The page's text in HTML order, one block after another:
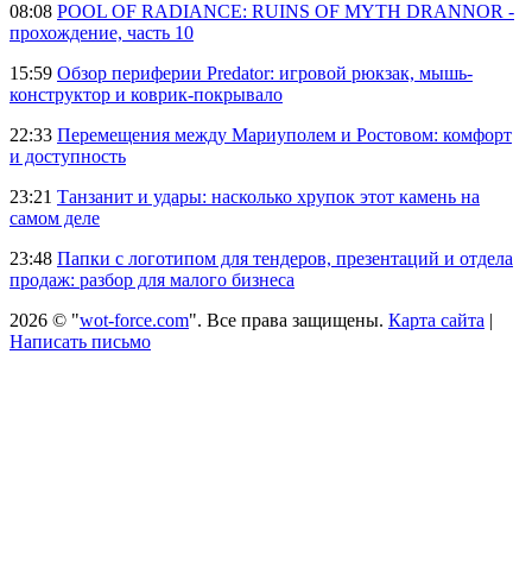
08:08 POOL OF RADIANCE: RUINS OF MYTH DRANNOR -
прохождение, часть 10
15:59 Обзор периферии Predator: игровой рюкзак, мышь-
конструктор и коврик-покрывало
22:33 Перемещения между Мариуполем и Ростовом: комфорт
и доступность
23:21 Танзанит и удары: насколько хрупок этот камень на
самом деле
23:48 Папки с логотипом для тендеров, презентаций и отдела
продаж: разбор для малого бизнеса
2026 © "wot-force.com". Все права защищены. Карта сайта |
Написать письмо